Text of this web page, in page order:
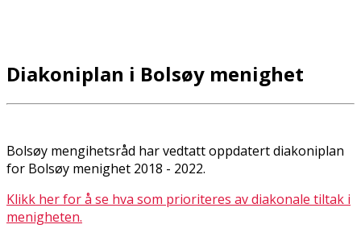
Diakoniplan i Bolsøy menighet
Bolsøy mengihetsråd har vedtatt oppdatert diakoniplan
for Bolsøy menighet 2018 - 2022.
Klikk her for å se hva som prioriteres av diakonale tiltak i
menigheten.